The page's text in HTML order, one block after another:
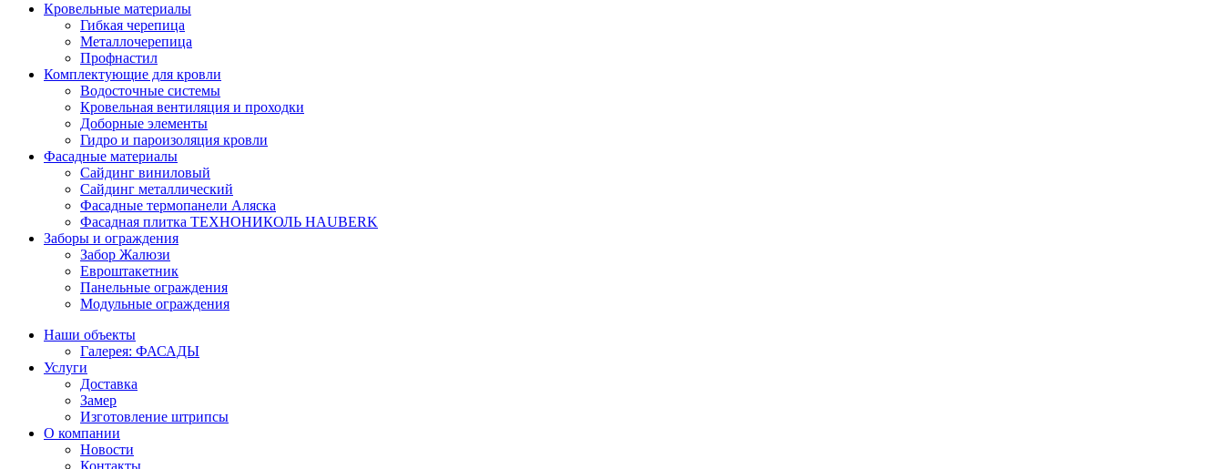
Кровельные материалы
Гибкая черепица
Металлочерепица
Профнастил
Комплектующие для кровли
Водосточные системы
Кровельная вентиляция и проходки
Доборные элементы
Гидро и пароизоляция кровли
Фасадные материалы
Сайдинг виниловый
Сайдинг металлический
Фасадные термопанели Аляска
Фасадная плитка ТЕХНОНИКОЛЬ HAUBERK
Заборы и ограждения
Забор Жалюзи
Евроштакетник
Панельные ограждения
Модульные ограждения
Наши объекты
Галерея: ФАСАДЫ
Услуги
Доставка
Замер
Изготовление штрипсы
О компании
Новости
Контакты